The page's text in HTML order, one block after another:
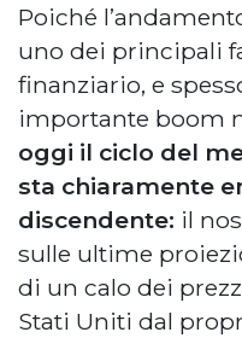
Poiché
uno dei principali
finanziario, e
importante boom
oggi il ciclo del
sta chiaramente
discendente: il
sulle ultime
di un calo dei
Stati Uniti dal